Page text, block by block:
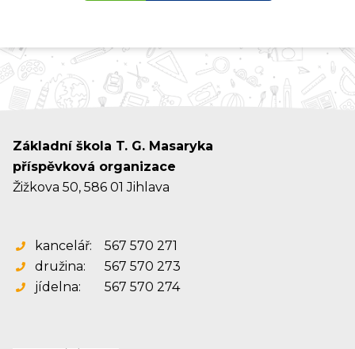
Základní škola T. G. Masaryka
příspěvková organizace
Žižkova 50, 586 01 Jihlava
kancelář:
567 570 271
družina:
567 570 273
jídelna:
567 570 274